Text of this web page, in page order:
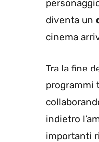
diventa un
cinema
Tra la fine
programmi
indietro
importanti